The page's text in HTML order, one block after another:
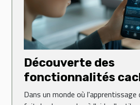
Découverte des
fonctionnalités
dans les
Dans un monde où l'apprentissage